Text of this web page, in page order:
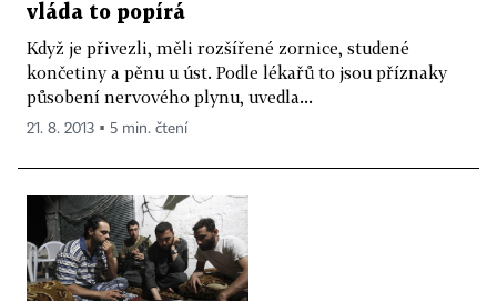
vláda to popírá
Když je přivezli, měli rozšířené zornice, studené
končetiny a pěnu u úst. Podle lékařů to jsou příznaky
působení nervového plynu, uvedla...
21. 8. 2013 ▪ 5 min. čtení